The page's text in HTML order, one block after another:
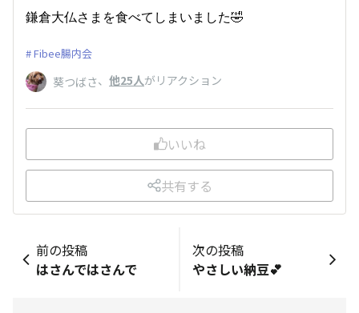
鎌倉大仏さまを食べてしまいました🤣
Fibee腸内会
葵つばさ、 他25人がリアクション
いいね
共有する
前の投稿
はさんではさんで
次の投稿
やさしい納豆💕